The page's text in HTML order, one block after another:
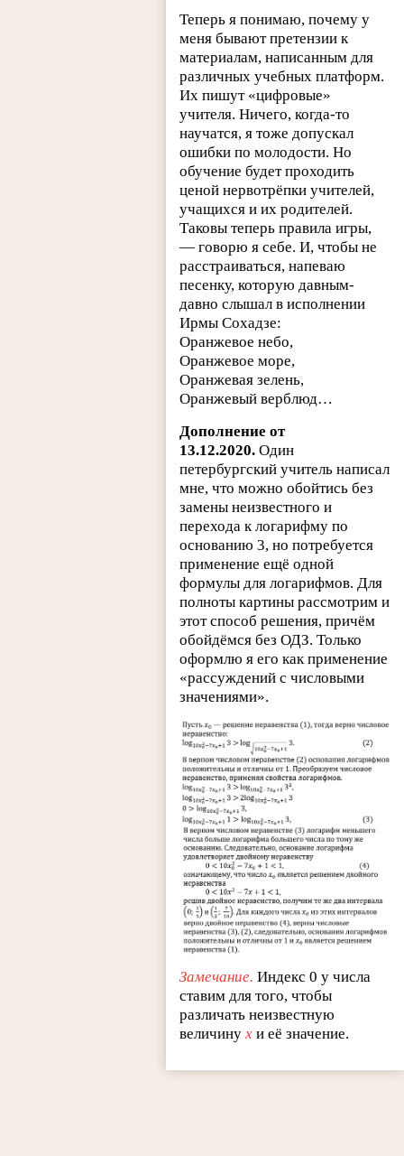
Теперь я понимаю, почему у
меня бывают претензии к
материалам, написанным для
различных учебных платформ.
Их пишут «цифровые»
учителя. Ничего, когда-то
научатся, я тоже допускал
ошибки по молодости. Но
обучение будет проходить
ценой нервотрёпки учителей,
учащихся и их родителей.
Таковы теперь правила игры,
— говорю я себе. И, чтобы не
расстраиваться, напеваю
песенку, которую давным-
давно слышал в исполнении
Ирмы Сохадзе:
Оранжевое небо,
Оранжевое море,
Оранжевая зелень,
Оранжевый верблюд…
Дополнение от
13.12.2020. Один
петербургский учитель написал
мне, что можно обойтись без
замены неизвестного и
перехода к логарифму по
основанию 3, но потребуется
применение ещё одной
формулы для логарифмов. Для
полноты картины рассмотрим и
этот способ решения, причём
обойдёмся без ОДЗ. Только
оформлю я его как применение
«рассуждений с числовыми
значениями».
Замечание.Индекс 0 у числа
ставим для того, чтобы
различать неизвестную
величинуx и её значение.